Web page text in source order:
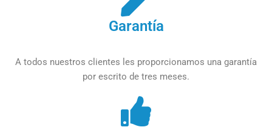
Garantía
A todos nuestros clientes les proporcionamos una garantía
por escrito de tres meses.